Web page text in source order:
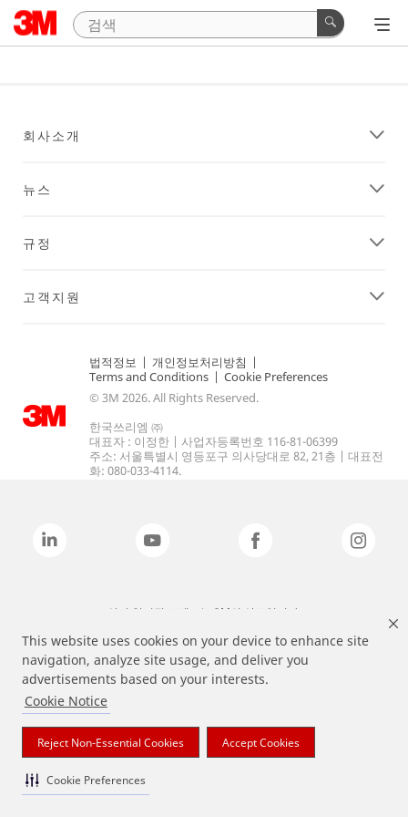
This website uses cookies on your device to enhance site
navigation, analyze site usage, and deliver you
advertisements based on your interests.
Cookie Notice
Reject Non-Essential Cookies Accept Cookies
Cookie Preferences
회사소개
뉴스
규정
고객지원
법적정보 | 개인정보처리방침 |
Terms and Conditions | Cookie Preferences
© 3M 2026. All Rights Reserved.
한국쓰리엠 ㈜
대표자 : 이정한 | 사업자등록번호 116-81-06399
주소: 서울특별시 영등포구 의사당대로 82, 21층 | 대표전
화: 080-033-4114.
상기 열거된 브랜드는 3M의 상표입니다.